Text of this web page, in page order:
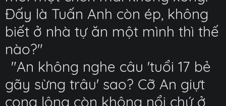
Đấy là Tuấn Anh còn ép, không
biết ở nhà tự ăn một mình thì thế
nào?"
"An không nghe câu 'tuổi 17 bẻ
gãy sừng trâu' sao? Cỡ An giựt
cọng lông còn không nổi chứ ở